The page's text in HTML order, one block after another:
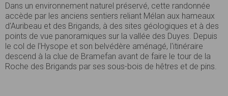
Dans un environnement naturel préservé, cette randonnée
accède par les anciens sentiers reliant Mélan aux hameaux
d'Auribeau et des Brigands, à des sites géologiques et à des
points de vue panoramiques sur la vallée des Duyes. Depuis
le col de l'Hysope et son belvédère aménagé, l'itinéraire
descend à la clue de Bramefan avant de faire le tour de la
Roche des Brigands par ses sous-bois de hêtres et de pins.